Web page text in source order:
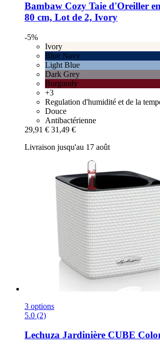
Bambaw Cozy Taie d'Oreiller
80 cm, Lot de 2, Ivory
-5%
Ivory
Blue Navy
Light Blue
Dark Grey
Burgundy
+3
Regulation d'humidité et de la
Douce
Antibactérienne
29,91 € 31,49 €
Livraison jusqu'au 17 août
3 options
5.0 (2)
Lechuza Jardinière CUBE